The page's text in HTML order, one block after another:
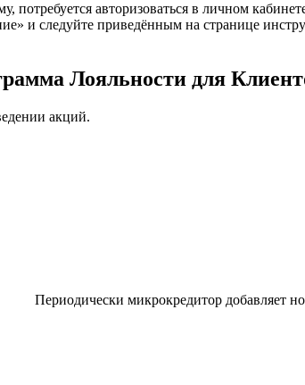
авторизоваться в личном
следуйте приведённым на странице
Лояльности для
акций.
Периодически микрокредитор добавляет